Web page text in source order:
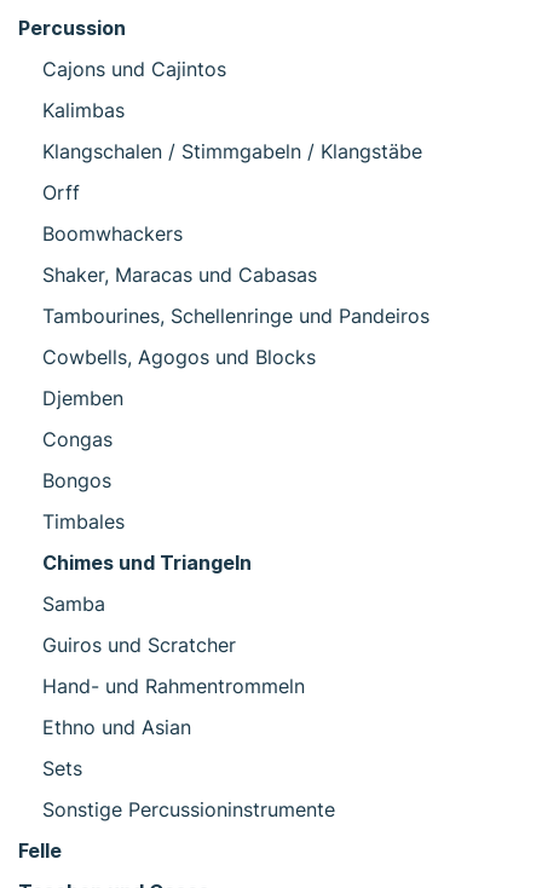
Percussion
Cajons und Cajintos
Kalimbas
Klangschalen / Stimmgabeln / Klangstäbe
Orff
Boomwhackers
Shaker, Maracas und Cabasas
Tambourines, Schellenringe und Pandeiros
Cowbells, Agogos und Blocks
Djemben
Congas
Bongos
Timbales
Chimes und Triangeln
Samba
Guiros und Scratcher
Hand- und Rahmentrommeln
Ethno und Asian
Sets
Sonstige Percussioninstrumente
Felle